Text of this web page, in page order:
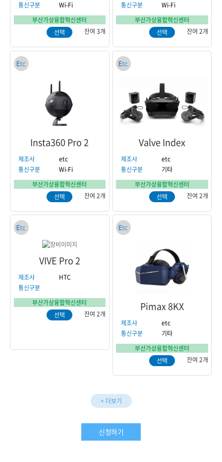
통신구분
Wi-Fi
부산가상융합혁신센터
선택
잔여 3개
통신구분
Wi-Fi
부산가상융합혁신센터
선택
잔여 2개
Insta360 Pro 2
제조사
etc
통신구분
Wi-Fi
부산가상융합혁신센터
선택
잔여 2개
Valve Index
제조사
etc
통신구분
기타
부산가상융합혁신센터
선택
잔여 2개
VIVE Pro 2
제조사
HTC
통신구분
부산가상융합혁신센터
선택
잔여 2개
Pimax 8KX
제조사
etc
통신구분
기타
부산가상융합혁신센터
선택
잔여 2개
+ 더보기
신청하기